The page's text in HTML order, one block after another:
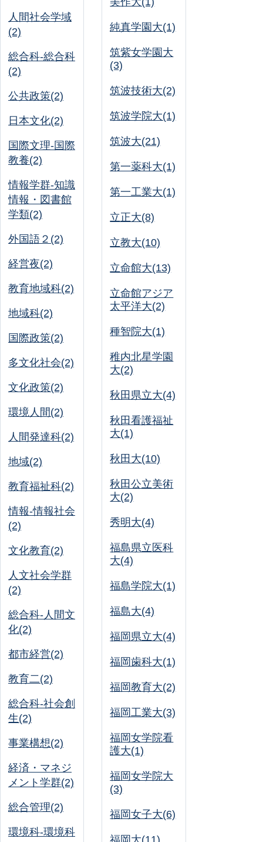
人間社会学域
(2)
総合科-総合科
(2)
公共政策(2)
日本文化(2)
国際文理-国際
教養(2)
情報学群-知識
情報・図書館
学類(2)
外国語２(2)
経営夜(2)
教育地域科(2)
地域科(2)
国際政策(2)
多文化社会(2)
文化政策(2)
環境人間(2)
人間発達科(2)
地域(2)
教育福祉科(2)
情報-情報社会
(2)
文化教育(2)
人文社会学群
(2)
総合科-人間文
化(2)
都市経営(2)
教育二(2)
総合科-社会創
生(2)
事業構想(2)
経済・マネジ
メント学群(2)
総合管理(2)
環境科-環境科
純真学園大(1)
筑紫女学園大
(3)
筑波技術大(2)
筑波学院大(1)
筑波大(21)
第一薬科大(1)
第一工業大(1)
立正大(8)
立教大(10)
立命館大(13)
立命館アジア
太平洋大(2)
種智院大(1)
稚内北星学園
大(2)
秋田県立大(4)
秋田看護福祉
大(1)
秋田大(10)
秋田公立美術
大(2)
秀明大(4)
福島県立医科
大(4)
福島学院大(1)
福島大(4)
福岡県立大(4)
福岡歯科大(1)
福岡教育大(2)
福岡工業大(3)
福岡女学院看
護大(1)
福岡女学院大
(3)
福岡女子大(6)
福岡大(11)